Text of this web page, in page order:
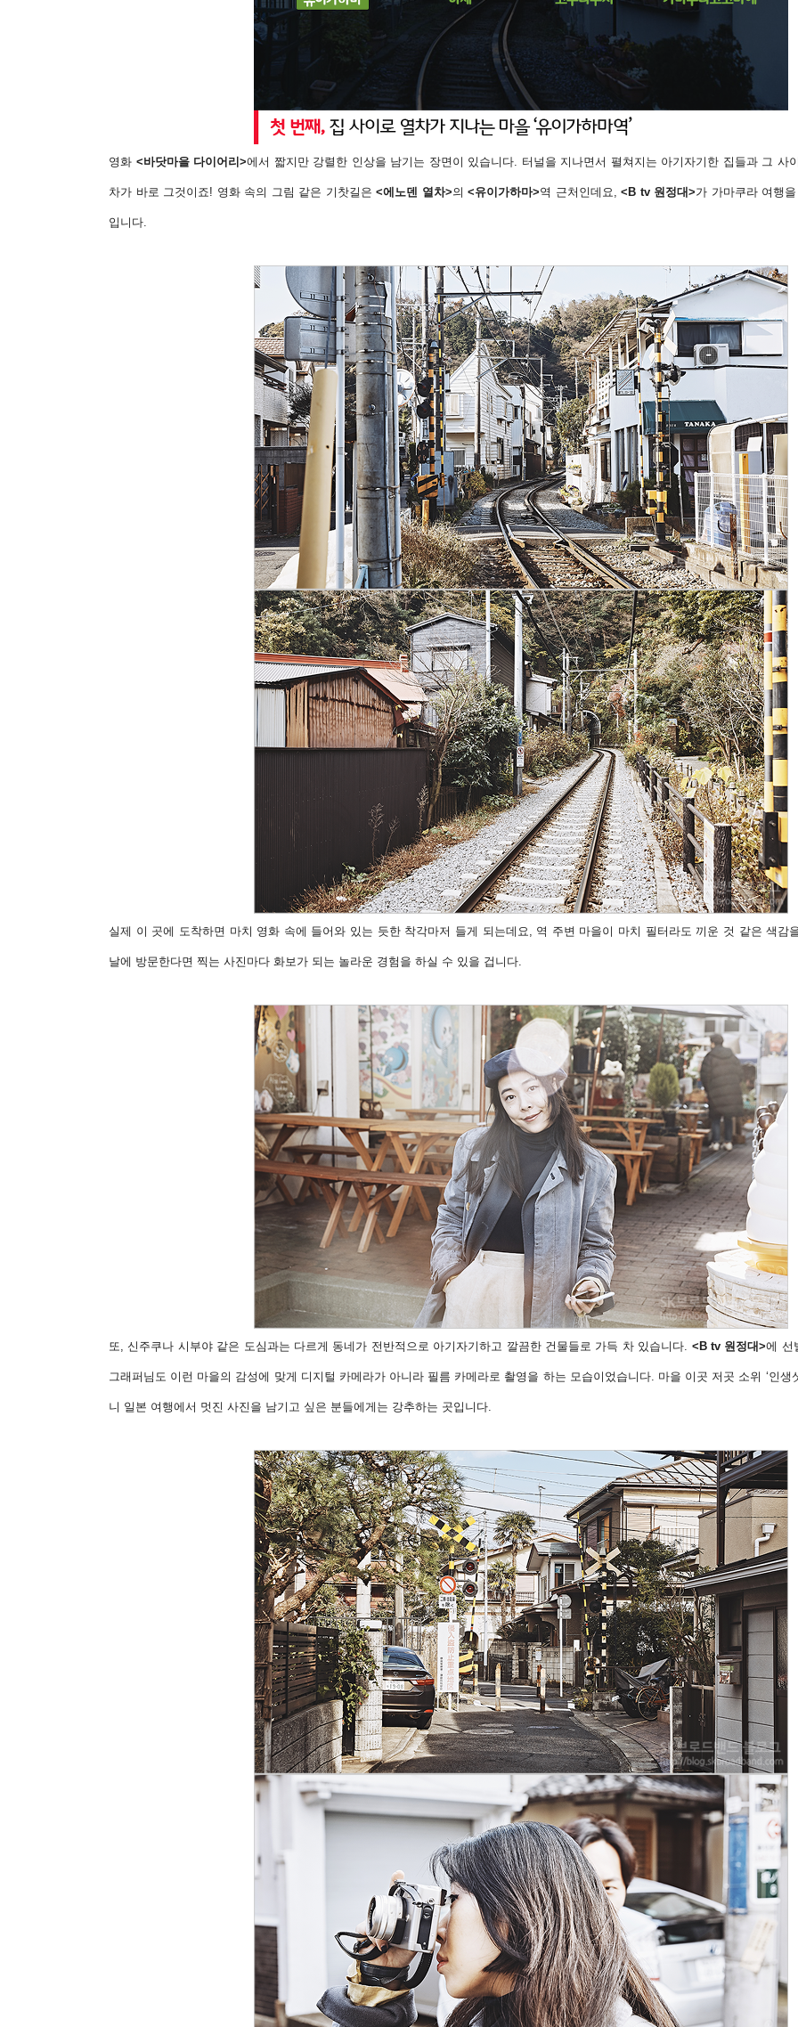
영화 <바닷마을 다이어리>에서 짧지만 강렬한 인상을 남기는 장면이 있습니다. 터널을 지나면서 펼쳐지는 아기자기한 집들과 그 사
차가 바로 그것이죠! 영화 속의 그림 같은 기찻길은<에노덴 열차>의<유이가하마>역 근처인데요, <B tv 원정대>가 가마쿠라 여행
입니다.
실제 이 곳에 도착하면 마치 영화 속에 들어와 있는 듯한 착각마저 들게 되는데요, 역 주변 마을이 마치 필터라도 끼운 것 같은 색감
날에 방문한다면 찍는 사진마다 화보가 되는 놀라운 경험을 하실 수 있을 겁니다.
또, 신주쿠나 시부야 같은 도심과는 다르게 동네가 전반적으로 아기자기하고 깔끔한 건물들로 가득 차 있습니다. <B tv 원정대>에 선
그래퍼님도 이런 마을의 감성에 맞게 디지털 카메라가 아니라 필름 카메라로 촬영을 하는 모습이었습니다. 마을 이곳 저곳 소위 ‘인생
니 일본 여행에서 멋진 사진을 남기고 싶은 분들에게는 강추하는 곳입니다.